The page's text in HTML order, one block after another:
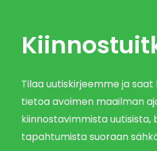
Tilaa uutiskirjeemme ja
tietoa avoimen maailman
kiinnostavimmista uutisista,
tapahtumista suoraan